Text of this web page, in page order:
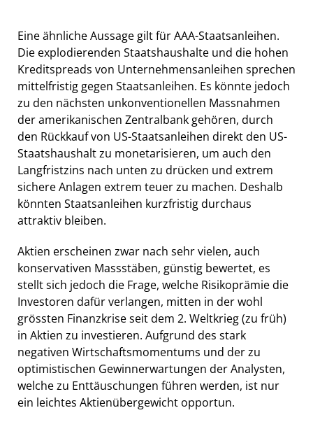
Eine ähnliche Aussage gilt für AAA-Staatsanleihen.
Die explodierenden Staatshaushalte und die hohen
Kreditspreads von Unternehmensanleihen sprechen
mittelfristig gegen Staatsanleihen. Es könnte jedoch
zu den nächsten unkonventionellen Massnahmen
der amerikanischen Zentralbank gehören, durch
den Rückkauf von US-Staatsanleihen direkt den US-
Staatshaushalt zu monetarisieren, um auch den
Langfristzins nach unten zu drücken und extrem
sichere Anlagen extrem teuer zu machen. Deshalb
könnten Staatsanleihen kurzfristig durchaus
attraktiv bleiben.
Aktien erscheinen zwar nach sehr vielen, auch
konservativen Massstäben, günstig bewertet, es
stellt sich jedoch die Frage, welche Risikoprämie die
Investoren dafür verlangen, mitten in der wohl
grössten Finanzkrise seit dem 2. Weltkrieg (zu früh)
in Aktien zu investieren. Aufgrund des stark
negativen Wirtschaftsmomentums und der zu
optimistischen Gewinnerwartungen der Analysten,
welche zu Enttäuschungen führen werden, ist nur
ein leichtes Aktienübergewicht opportun.